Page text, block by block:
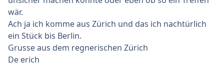
wär.
Ach ja ich komme aus Zürich und das ich nachtürlich
ein Stück bis Berlin.
Grusse aus dem regnerischen Zürich
De erich